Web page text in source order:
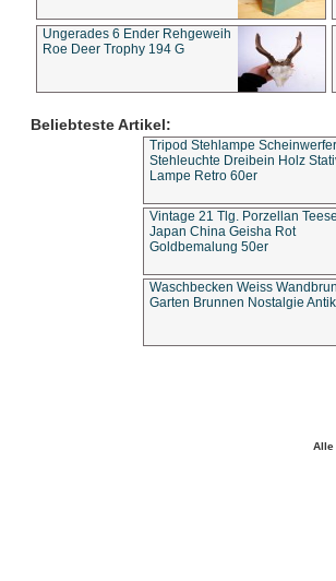
Ungerades 6 Ender Rehgeweih
Roe Deer Trophy 194 G
Beliebteste Artikel:
Tripod Stehlampe Scheinwerfer
Stehleuchte Dreibein Holz
Lampe Retro 60er
Vintage 21 Tlg. Porzellan
Japan China Geisha Rot
Goldbemalung 50er
Waschbecken Weiss
Garten Brunnen Nostalgie Antik
Alle